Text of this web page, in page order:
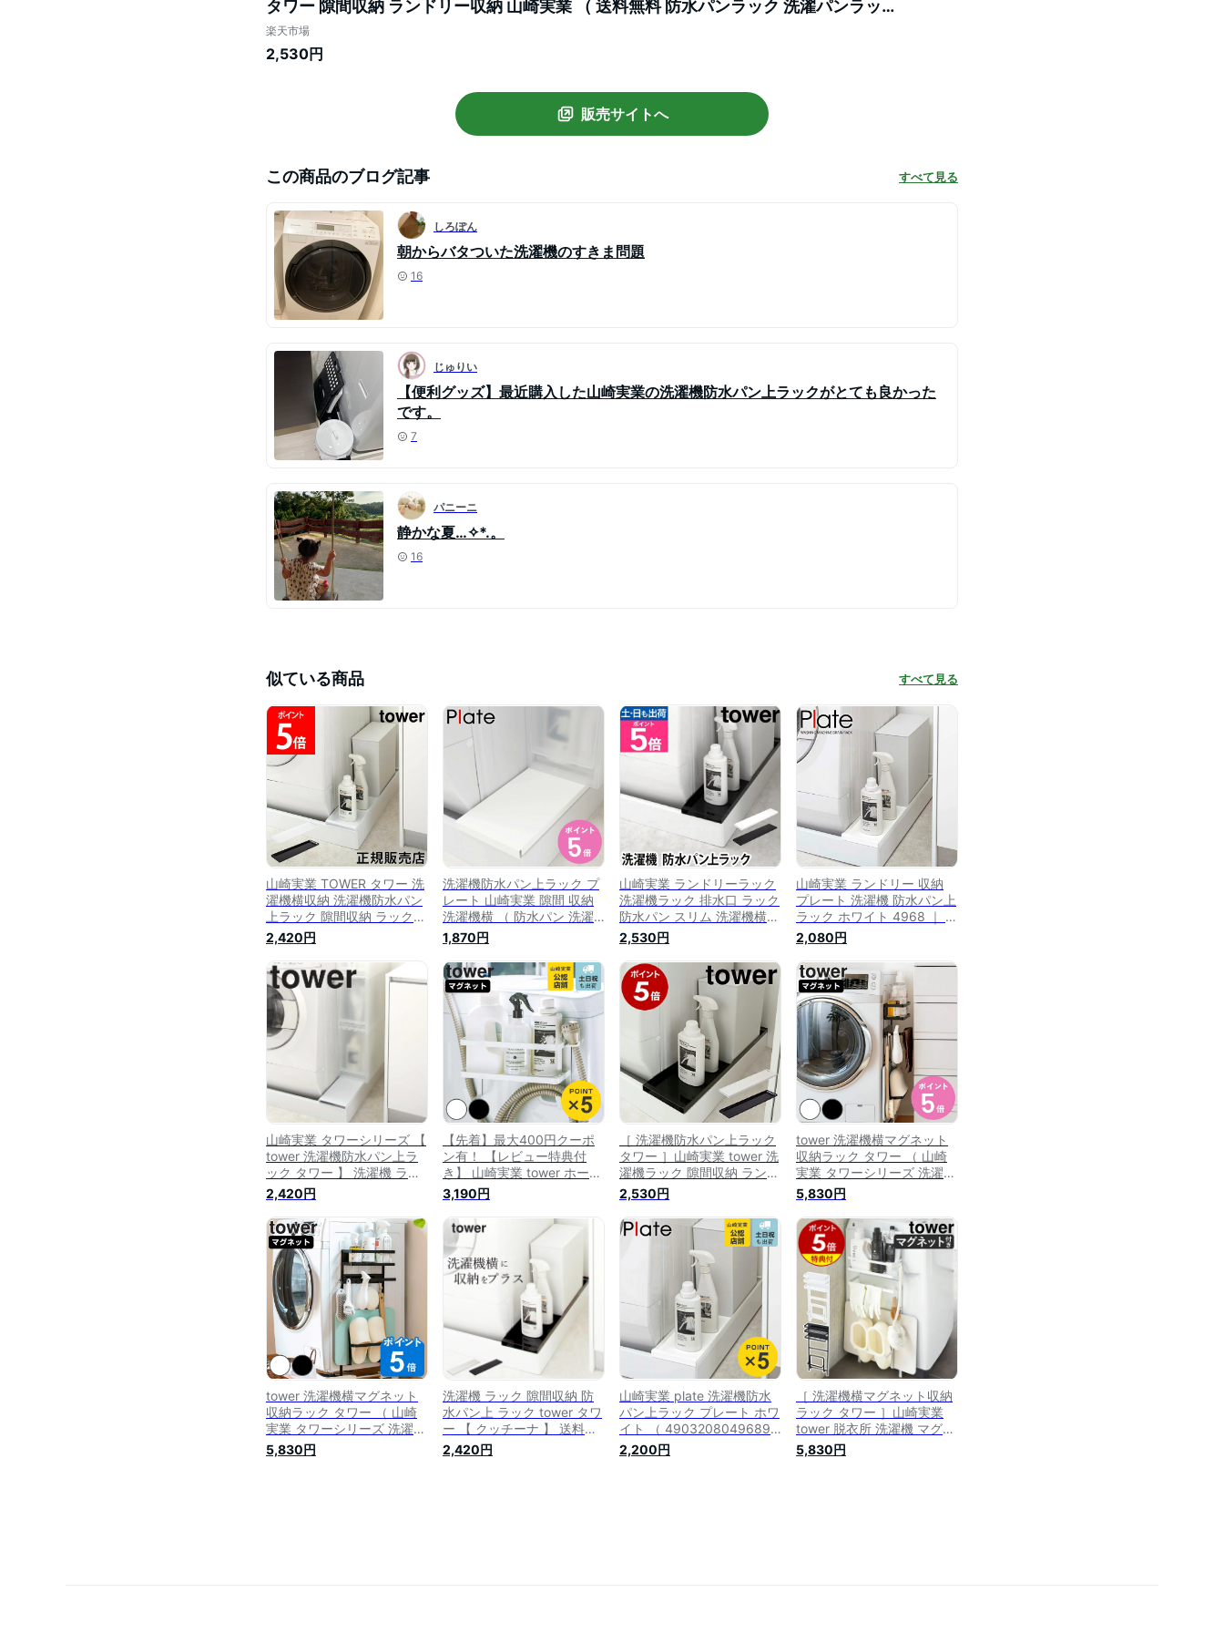
タワー 隙間収納 ランドリー収納 山崎実業 （ 送料無料 防水パンラック 洗濯パンラッ
ク すきま収納 洗濯機横 ボトル収納 洗剤ボトル 収納ラック 両面使える ）
楽天市場
2,530円
販売サイトへ
この商品のブログ記事 すべて見る
しろぽん
朝からバタついた洗濯機のすきま問題
16
じゅりい
【便利グッズ】最近購入した山崎実業の洗濯機防水パン上ラックがとても良かった
です。
7
パニーニ
静かな夏…✧*.。
16
似ている商品 すべて見る
山崎実業 TOWER タワー 洗
濯機横収納 洗濯機防水パン
上ラック 隙間収納 ラック
ランドリーラック 洗濯機ラ
ック スリム おしゃれ シン
プル あす楽
2,420円
洗濯機防水パン上ラック プ
レート 山崎実業 隙間 収納
洗濯機横 （ 防水パン 洗濯
パン 隙間収納 洗面所収納
洗面所 ランドリー収納 すき
間収納 すきま収納 ラック
ボトル ） 【3980円以上送
料無料】
1,870円
山崎実業 ランドリーラック
洗濯機ラック 排水口 ラック
防水パン スリム 洗濯機横
洗濯機排水口上ラック ラン
ドリー収納 洗濯機収納 サニ
タリー収納 隙間収納 洗濯機
横収納 yamazaki タワーシ
リーズ [tower タワー 洗濯
機防水パン上ラック 4966
2,530円
山崎実業 ランドリー 収納
プレート 洗濯機 防水パン上
ラック ホワイト 4968 ｜ 防
水パン上収納 防水パンラッ
ク 防水パントレー 洗剤 ボ
トル置き 収納棚置き 排水口
目隠し 埃よけ 『Plate』
2,080円
山崎実業 タワーシリーズ 【
tower 洗濯機防水パン上ラ
ック タワー 】 洗濯機 ラン
ドリー 収納 洗濯機収納 洗
濯機便利グッズ 洗濯機横 収
納 洗濯機ホース上 ホワイト
4966
2,420円
【先着】最大400円クーポ
ン有！ 【レビュー特典付
き】 山崎実業 tower ホース
ホルダー付き洗濯機横マグ
ネットラック タワー （ タ
ワーシリーズ ランドリーラ
ック マグネット 収納棚 収
納ラック 棚 ランドリー収納
洗濯機 収納 ハンガー 洗剤
給水ホース ）
3,190円
［ 洗濯機防水パン上ラック
タワー ］山崎実業 tower 洗
濯機ラック 隙間収納 ランド
リー収納 洗濯機収納 サニタ
リー収納 ランドリー収納 洗
濯物 洗濯機横 すき間収納
脱衣所 洗面所 ランドリーラ
ック おしゃれ yamazaki ブ
ラック ホワイト 4966
2,530円
tower 洗濯機横マグネット
収納ラック タワー （ 山崎
実業 タワーシリーズ 洗濯機
ラック 収納 マグネット ス
リム ランドリー 洗濯機横
ランドリー収納 洗面所 すき
間 すき間収納 隙間 隙間収
納 10cm 小物収納 収納ラッ
ク ） 【3980円以上送料無
料】
5,830円
tower 洗濯機横マグネット
収納ラック タワー （ 山崎
実業 タワーシリーズ 洗濯機
ラック 収納 マグネット ス
リム ランドリー 洗濯機横
5,830円
洗濯機 ラック 隙間収納 防
水パン上 ラック tower タワ
ー 【 クッチーナ 】 送料無
料 洗濯機横 隙間 収納 すき
間収納 棚 洗面所 ランドリ
2,420円
山崎実業 plate 洗濯機防水
パン上ラック プレート ホワ
イト （ 4903208049689
防水パン 洗濯パン 隙間収納
洗面所収納 洗面所 ランドリ
2,200円
［ 洗濯機横マグネット収納
ラック タワー ］山崎実業
tower 脱衣所 洗濯機 マグネ
ット 収納 おしゃれ 隙間収
納 すきま収納 収納 洗面所
5,830円